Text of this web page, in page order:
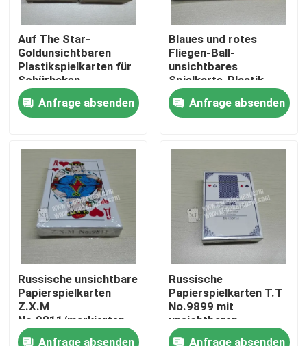
Videos
Über uns
Werksbesichtigung
Qualitätskontrolle
Kontakt mit uns
Bitte um ein Angebot
Unsichtbare Spielkarten
Auf The Star-
Goldunsichtbaren
Plastikspielkarten für
Schürhaken-
Analysator
Anfrage absenden
Blaues und rotes
Fliegen-Ball-
unsichtbares
Spielkarte-Plastik-
UVinfrarot
Anfrage absenden
Russische unsichtbare
Papierspielkarten
Z.X.M
No.9811/markierten
Schürhaken-Karten
Anfrage absenden
Russische
Papierspielkarten T.T
No.9899 mit
unsichtbaren
Markierungen/Linsen
Anfrage absenden